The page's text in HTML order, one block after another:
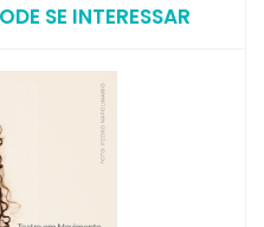
SE INTERESSAR